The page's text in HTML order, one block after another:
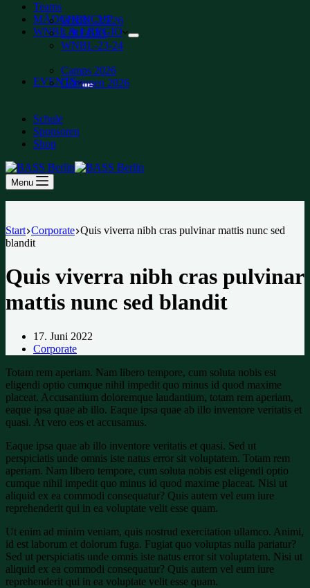
Teams
MÄDCHENCUP
WNBL & 1.REGIO
WNBL-25-26
1. REGIO
WNBL-23-24
EVENTS
Camps 2026
Göttingen 2026
Schule
Sponsoren
Shop
Menu
Start Corporate Quis viverra nibh cras pulvinar mattis nunc sed
blandit
Quis viverra nibh cras pulvinar
mattis nunc sed blandit
17. Juni 2022
Corporate
Totam rem aperiam. Nam libero tempore, cum soluta nobis est
eligendi optio cumque nihil impedit quo minus id quod maxime
placeat. Accusantium doloremque laudantium, totam rem aperiam,
eaque ipsa quae ab illo. Eaque ipsa quae ab illo inventore veritatis et
quasi. At vero eos et accusamus.
Eaque ipsa quae ab illo inventore veritatis et quasi. Sed ut
perspiciatis unde omnis iste natus error sit voluptatem. Totam rem
aperiam. Nam libero tempore, cum soluta nobis est eligendi optio
cumque nihil impedit quo minus id quod maxime placeat. Nisi ut
aliquid ex ea commodi consequatur? Quis autem vel eum iure
reprehenderit qui in ea voluptate velit esse quam.
Ut enim ad minim veniam, quis nostrud exercitation ullamco. Animi,
id est laborum et dolorum fuga. Fugiat quo voluptas nulla pariatur?
Sed ut perspiciatis unde omnis iste natus error sit voluptatem. Nisi ut
aliquid ex ea commodi consequatur? Quis autem vel eum iure
reprehenderit qui in ea voluptate velit esse quam.